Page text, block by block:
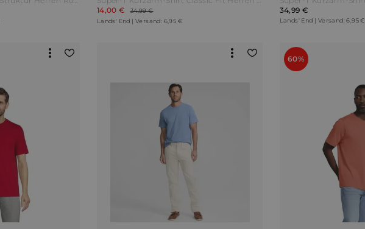
14,00 €
34,99 €
Lands' End | Versand: 6,95 €
34,99 €
Lands' End | Versand: 6,95 €
60%